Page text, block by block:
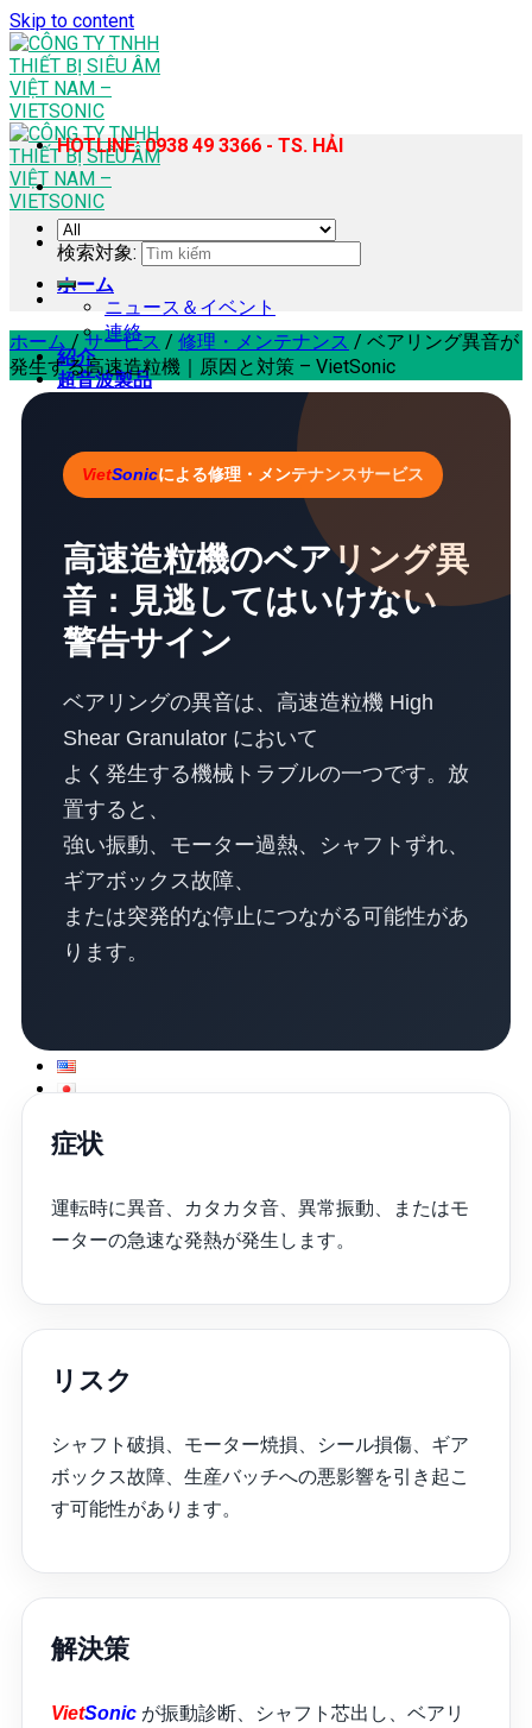
Skip to content
ホーム
ニュース＆イベント
連絡
紹介
超音波製品
超音波プラスチック溶接機
ハンディ型超音波樹脂溶着機
超音波ミシン
超音波ホモジナイザー・抽出機
超音波カッター
超音波スズはんだ付け機
超音波洗浄機
金属用超音波溶接機
バッグ製造ライン
サービス
企業研修
精密機械加工サービス
修理・メンテナンス
防水工事サービス
応用動画
超音波溶着機
超音波ミシン
超音波カッター
ハンディ型超音波溶着機
超音波はんだ付け機
超音波攪拌・抽出装置
布袋製造機
超音波振動ふるい機
検索対象:
HOTLINE: 0938 49 3366 - TS. HẢI
検索対象:
ホーム / サービス / 修理・メンテナンス / ベアリング異音が
発生する高速造粒機｜原因と対策 – VietSonic
VietSonicによる修理・メンテナンスサービス
高速造粒機のベアリング異
音：見逃してはいけない
警告サイン
ベアリングの異音は、高速造粒機 High
Shear Granulator において
よく発生する機械トラブルの一つです。放
置すると、
強い振動、モーター過熱、シャフトずれ、
ギアボックス故障、
または突発的な停止につながる可能性があ
ります。
症状
運転時に異音、カタカタ音、異常振動、またはモ
ーターの急速な発熱が発生します。
リスク
シャフト破損、モーター焼損、シール損傷、ギア
ボックス故障、生産バッチへの悪影響を引き起こ
す可能性があります。
解決策
VietSonic が振動診断、シャフト芯出し、ベアリ